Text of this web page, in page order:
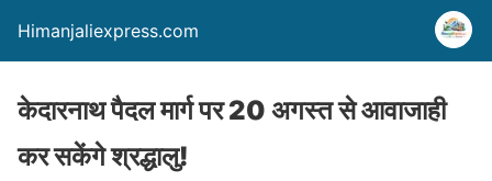
Himanjaliexpress.com
केदारनाथ पैदल मार्ग पर 20 अगस्त से आवाजाही
कर सकेंगे श्रद्धालु!